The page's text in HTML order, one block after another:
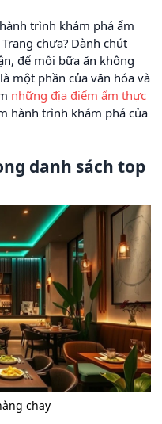
trình khám phá ẩm
chưa? Dành chút
để mỗi bữa ăn không
một phần của văn hóa và
những địa điểm ẩm thực
hành trình khám phá của
danh sách top
chay